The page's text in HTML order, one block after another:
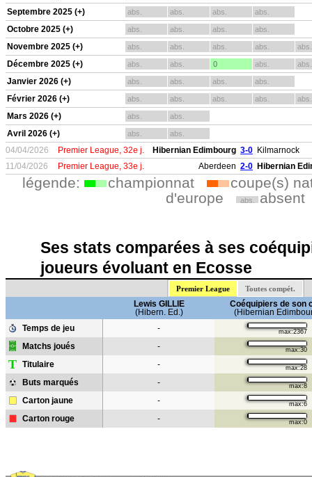
Septembre 2025 (+) abs. abs. abs. abs.
Octobre 2025 (+) abs. abs. abs. abs.
Novembre 2025 (+) abs. abs. abs. abs. abs.
Décembre 2025 (+) abs. abs. 0 abs. abs.
Janvier 2026 (+) abs. abs. abs. abs.
Février 2026 (+) abs. abs. abs. abs. abs.
Mars 2026 (+) abs. abs.
Avril 2026 (+) abs. abs.
04/04/2026 Premier League, 32e j. Hibernian Edimbourg 3-0 Kilmarnock
11/04/2026
Premier League, 33e j. Aberdeen 2-0 Hibernian
légende: championnat
coupe(s)
d'europe
abs. absent
Ses stats comparées à ses
joueurs évoluant en Ecosse
Premier League Toutes compét.
Lewis GILLIE
(Hibern. Ed.)
Coéquipiers de son
(Hibernian
Temps de jeu
- max:2367
Matchs joués - max:30
T Titulaire - max:28
Buts marqués - max:8
Carton jaune - max:6
Carton rouge - max:0